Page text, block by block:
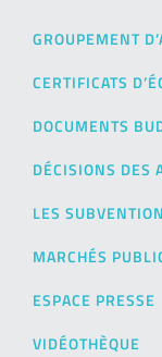
GROUPEMENT
CERTIFICATS
DOCUMENTS
DÉCISIONS DES
LES
MARCHÉS
ESPACE PRESSE
VIDÉOTHÈQUE